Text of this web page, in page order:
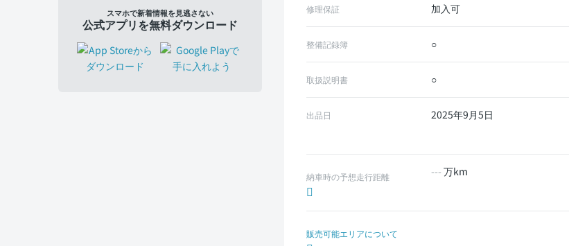
修理保証 加入可
整備記録簿 ○
取扱説明書 ○
出品日 2025年9月5日
納車時の予想走行距離 --- 万km
販売可能エリアについて
スマホで新着情報を見逃さない
公式アプリを無料ダウンロード